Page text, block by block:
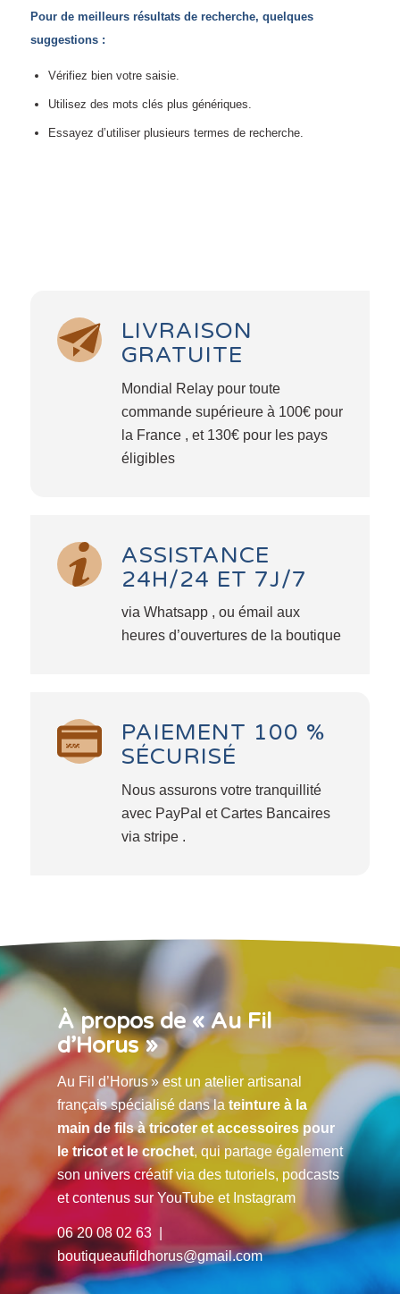
Pour de meilleurs résultats de recherche, quelques
suggestions :
Vérifiez bien votre saisie.
Utilisez des mots clés plus génériques.
Essayez d’utiliser plusieurs termes de recherche.
LIVRAISON
GRATUITE
Mondial Relay pour toute
commande supérieure à 100€ pour
la France , et 130€ pour les pays
éligibles
ASSISTANCE
24H/24 ET 7J/7
via Whatsapp , ou émail aux
heures d’ouvertures de la boutique
PAIEMENT 100 %
SÉCURISÉ
Nous assurons votre tranquillité
avec PayPal et Cartes Bancaires
via stripe .
À propos de « Au Fil
d’Horus »
Au Fil d’Horus » est un atelier artisanal
français spécialisé dans la teinture à la
main de fils à tricoter et accessoires pour
le tricot et le crochet, qui partage également
son univers créatif via des tutoriels, podcasts
et contenus sur YouTube et Instagram
06 20 08 02 63 |
boutiqueaufildhorus@gmail.com